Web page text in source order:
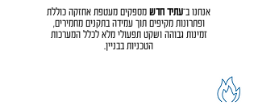
אנחנו ב־עתיד חדש מספקים מעטפת אחזקה כוללת
ופתרונות מקיפים תוך עמידה בתקנים מחמירים,
זמינות גבוהה ושקט תפעולי מלא לכלל המערכות
הטכניות בבניין.